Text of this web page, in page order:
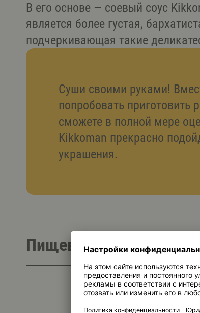
В его основе — соевый соус
является более густая,
подчеркивающая такие
Суши своими руками!
попробовать приготовить
сможете в полной мере
Kikkoman прекрасно
украшения.
Пищевая ценность